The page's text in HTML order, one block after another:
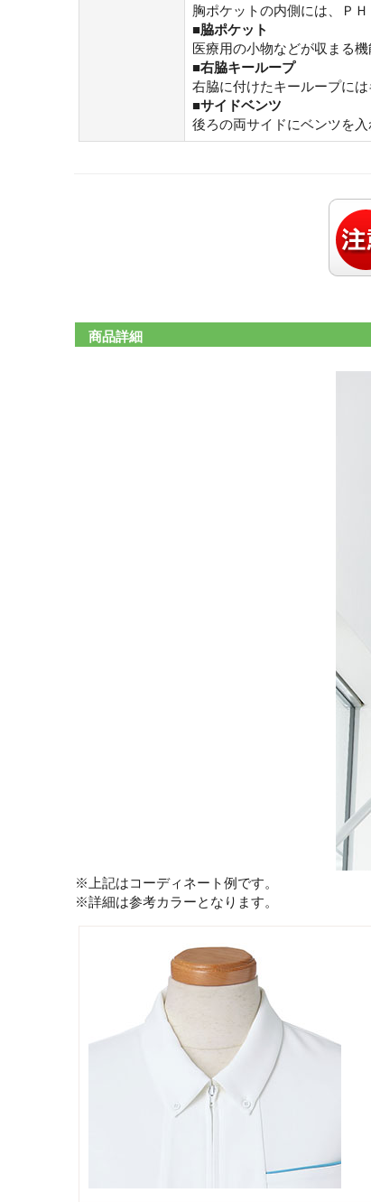
胸ポケットの内側には、Ｐ
■脇ポケット
医療用の小物などが収まる
■右脇キーループ
右脇に付けたキーループに
■サイドベンツ
後ろの両サイドにベンツを入
商品詳細
※上記はコーディネート例です。
※詳細は参考カラーとなります。